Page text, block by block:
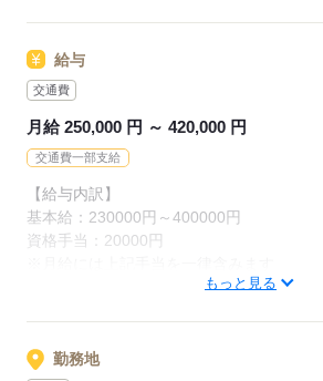
が在籍し、質の高いサービスを提供して
日勤のみで、生活リズムも整い、家事や
退職金共済にも加入済！
給与
交通費
月給 250,000 円 ～ 420,000 円
交通費一部支給
【給与内訳】
基本給：230000円～400000円
資格手当：20000円
もっと見る
勤務地